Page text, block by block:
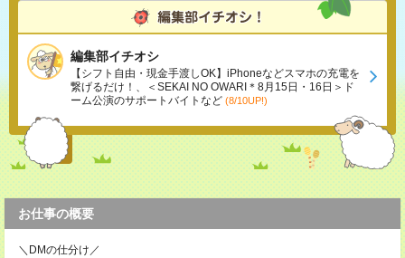
編集部イチオシ
【シフト自由・現金手渡しOK】iPhoneなどスマホの充電を
繋げるだけ！、＜SEKAI NO OWARI＊8月15日・16日＞ド
ーム公演のサポートバイトなど (8/10UP!)
お仕事の概要
＼DMの仕分け／